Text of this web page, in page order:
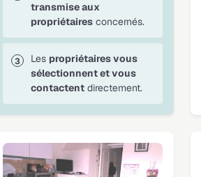
transmise aux
propriétaires concernés.
Les propriétaires vous
sélectionnent et vous
contactent directement.